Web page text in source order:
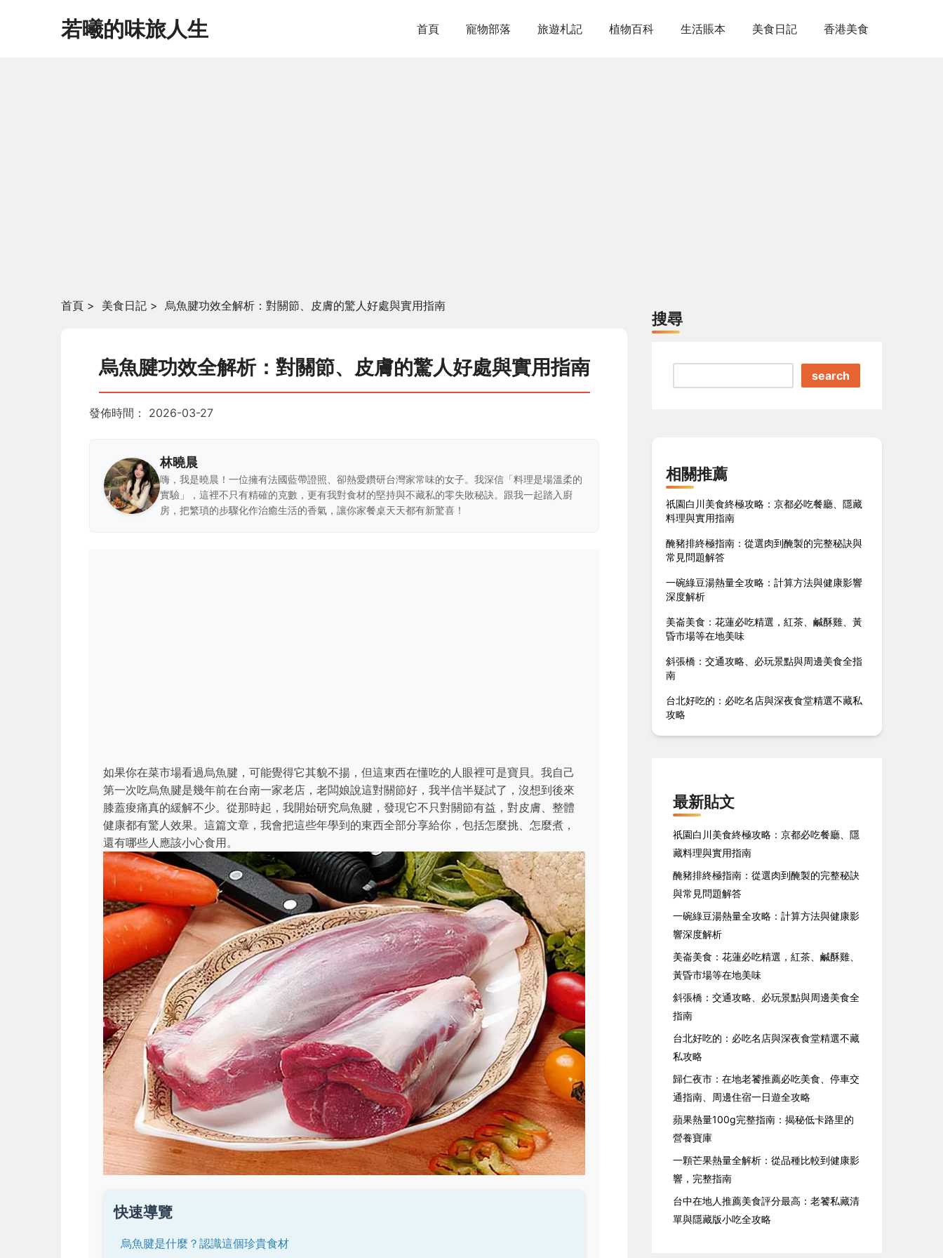
若曦的味旅人生 首頁 寵物部落 旅遊札記 植物百科 生活賬本 美食日記 香港美食
首頁 > 美食日記 > 烏魚腱功效全解析：對關節、皮膚的驚人好處與實用指南
烏魚腱功效全解析：對關節、皮膚的驚人好處與實用指南
發佈時間： 2026-03-27
林曉晨
嗨，我是曉晨！一位擁有法國藍帶證照、卻熱愛鑽研台灣家常味的女子。我深信「料理是場溫柔的
實驗」，這裡不只有精確的克數，更有我對食材的堅持與不藏私的零失敗秘訣。跟我一起踏入廚
房，把繁瑣的步驟化作治癒生活的香氣，讓你家餐桌天天都有新驚喜！
如果你在菜市場看過烏魚腱，可能覺得它其貌不揚，但這東西在懂吃的人眼裡可是寶貝。我自己
第一次吃烏魚腱是幾年前在台南一家老店，老闆娘說這對關節好，我半信半疑試了，沒想到後來
膝蓋痠痛真的緩解不少。從那時起，我開始研究烏魚腱，發現它不只對關節有益，對皮膚、整體
健康都有驚人效果。這篇文章，我會把這些年學到的東西全部分享給你，包括怎麼挑、怎麼煮，
還有哪些人應該小心食用。
快速導覽
烏魚腱是什麼？認識這個珍貴食材
搜尋
search
相關推薦
祇園白川美食終極攻略：京都必吃餐廳、隱藏
料理與實用指南
醃豬排終極指南：從選肉到醃製的完整秘訣與
常見問題解答
一碗綠豆湯熱量全攻略：計算方法與健康影響
深度解析
美崙美食：花蓮必吃精選，紅茶、鹹酥雞、黃
昏市場等在地美味
斜張橋：交通攻略、必玩景點與周邊美食全指
南
台北好吃的：必吃名店與深夜食堂精選不藏私
攻略
最新貼文
祇園白川美食終極攻略：京都必吃餐廳、隱
藏料理與實用指南
醃豬排終極指南：從選肉到醃製的完整秘訣
與常見問題解答
一碗綠豆湯熱量全攻略：計算方法與健康影
響深度解析
美崙美食：花蓮必吃精選，紅茶、鹹酥雞、
黃昏市場等在地美味
斜張橋：交通攻略、必玩景點與周邊美食全
指南
台北好吃的：必吃名店與深夜食堂精選不藏
私攻略
歸仁夜市：在地老饕推薦必吃美食、停車交
通指南、周邊住宿一日遊全攻略
蘋果熱量100g完整指南：揭秘低卡路里的
營養寶庫
一顆芒果熱量全解析：從品種比較到健康影
響，完整指南
台中在地人推薦美食評分最高：老饕私藏清
單與隱藏版小吃全攻略